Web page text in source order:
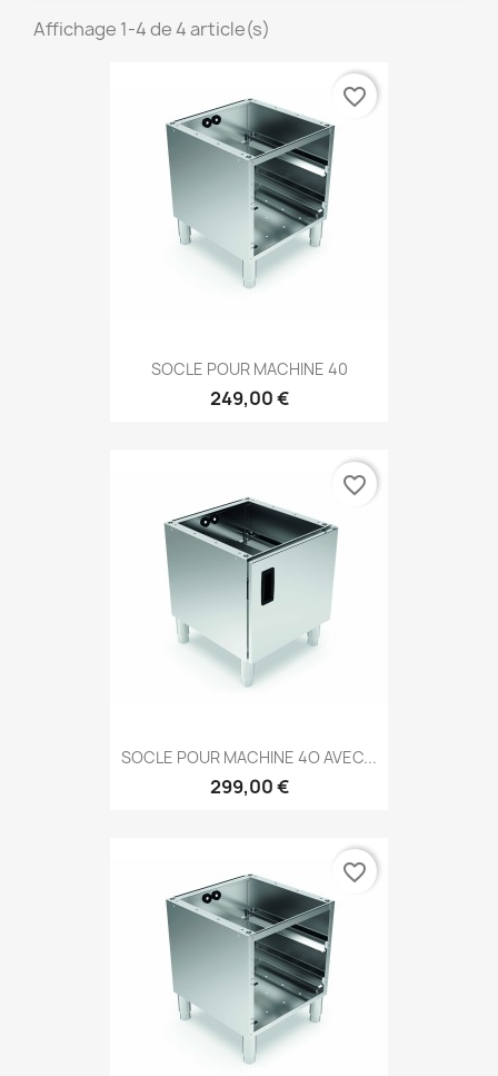
Affichage 1-4 de 4 article(s)
SOCLE POUR MACHINE 40
249,00 €
favorite_border
SOCLE POUR MACHINE 4O AVEC...
299,00 €
favorite_border
favorite_border